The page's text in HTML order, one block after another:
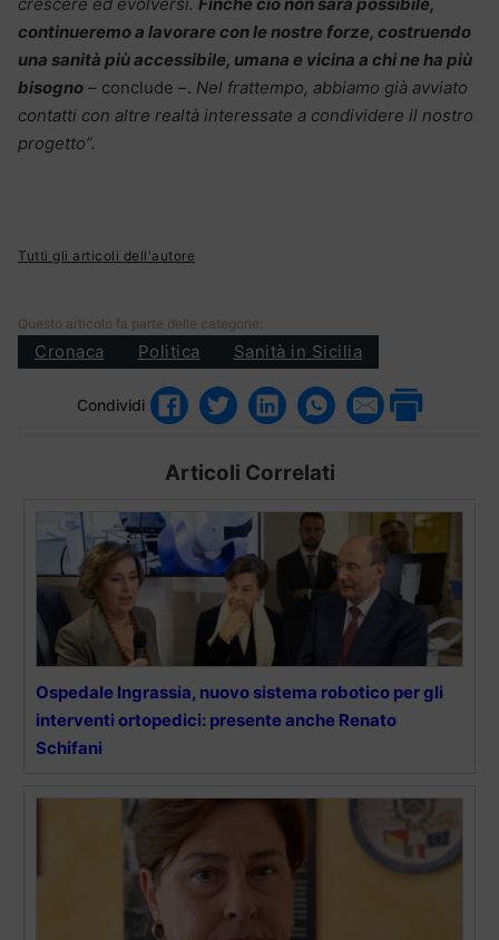
continueremo a lavorare con le nostre forze, costruendo
una sanità più accessibile, umana e vicina a chi ne ha più
bisogno – conclude –. Nel frattempo, abbiamo già avviato
contatti con altre realtà interessate a condividere il nostro
progetto”.
Tutti gli articoli dell'autore
Questo articolo fa parte delle categorie:
Cronaca Politica Sanità in Sicilia
Condividi
Articoli Correlati
Ospedale Ingrassia, nuovo sistema robotico per gli
interventi ortopedici: presente anche Renato
Schifani